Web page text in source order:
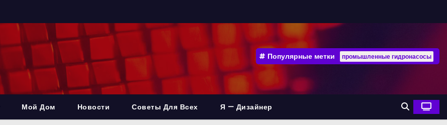
Популярные метки промышленные гидронасосы
Мой Дом Новости Советы Для Всех Я — Дизайнер